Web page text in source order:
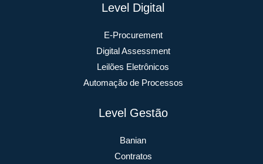
Level Digital
E-Procurement
Digital Assessment
Leilões Eletrônicos
Automação de Processos
Level Gestão
Banian
Contratos